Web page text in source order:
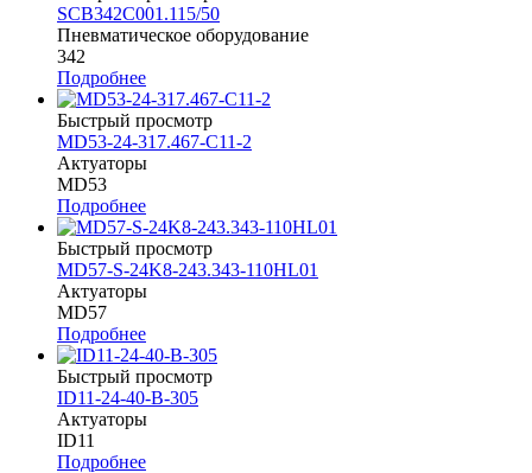
SCB342C001.115/50
Пневматическое оборудование
342
Подробнее
Быстрый просмотр
MD53-24-317.467-C11-2
Актуаторы
MD53
Подробнее
Быстрый просмотр
MD57-S-24K8-243.343-110HL01
Актуаторы
MD57
Подробнее
Быстрый просмотр
ID11-24-40-B-305
Актуаторы
ID11
Подробнее